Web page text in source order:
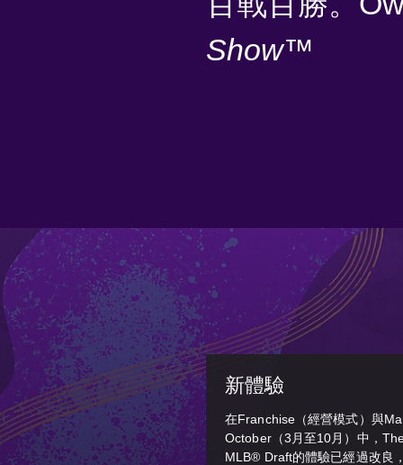
Show™
新體驗
在Franchise（經營模式）與
October（3月至10月）中，
MLB® Draft的體驗已經過改良